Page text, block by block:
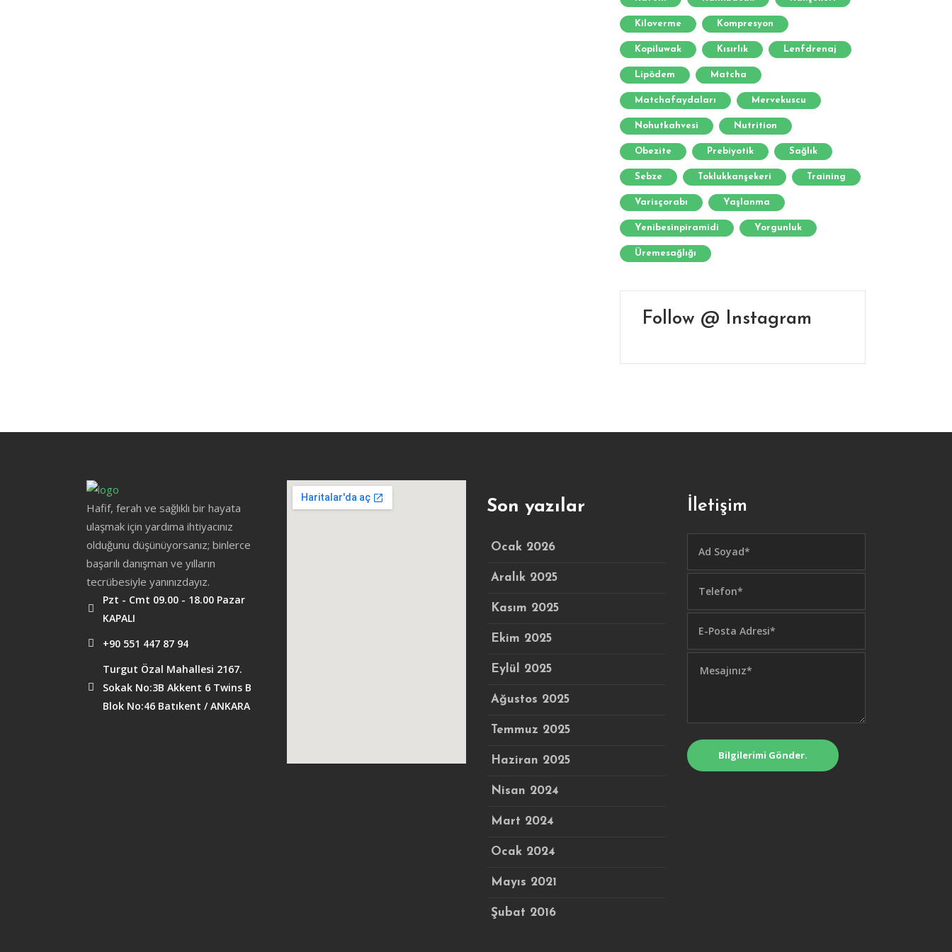
Kiloverme Kompresyon
Kopiluwak Kısırlık Lenfdrenaj
Lipödem Matcha
Matchafaydaları Mervekuscu
Nohutkahvesi Nutrition
Obezite Prebiyotik Sağlık
Sebze Toklukkanşekeri Training
Varisçorabı Yaşlanma
Yenibesinpiramidi Yorgunluk
Üremesağlığı
Follow @ Instagram
Hafif, ferah ve sağlıklı bir hayata
ulaşmak için yardıma ihtiyacınız
olduğunu düşünüyorsanız; binlerce
başarılı danışman ve yılların
tecrübesiyle yanınızdayız.
Pzt - Cmt 09.00 - 18.00 Pazar
KAPALI
+90 551 447 87 94
Turgut Özal Mahallesi 2167.
Sokak No:3B Akkent 6 Twins B
Blok No:46 Batıkent / ANKARA
Son yazılar
Ocak 2026
Aralık 2025
Kasım 2025
Ekim 2025
Eylül 2025
Ağustos 2025
Temmuz 2025
Haziran 2025
Nisan 2024
Mart 2024
Ocak 2024
Mayıs 2021
Şubat 2016
İletişim